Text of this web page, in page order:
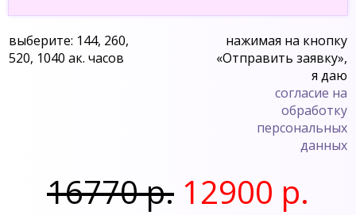
выберите: 144, 260,
520, 1040 ак. часов
нажимая на кнопку
«Отправить заявку»,
я даю
согласие на
обработку
персональных
данных
16770 р. 12900 р.